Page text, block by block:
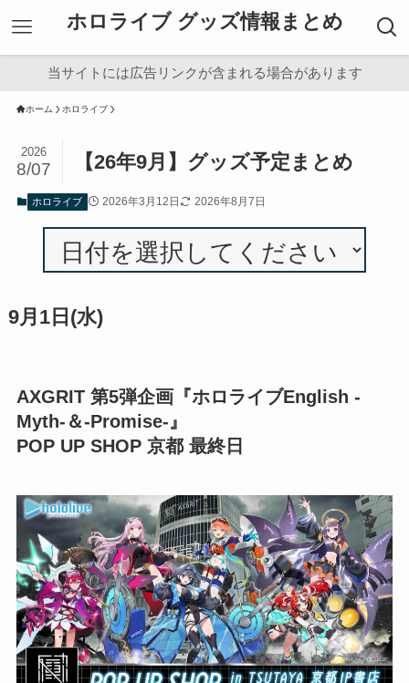
ホロライブ グッズ情報まとめ
当サイトには広告リンクが含まれる場合があります
ホーム ホロライブ
【26年9月】グッズ予定まとめ
2026
8/07
ホロライブ 2026年3月12日 2026年8月7日
9月1日(水)
AXGRIT 第5弾企画『ホロライブEnglish -
Myth-＆-Promise-』
POP UP SHOP 京都 最終日